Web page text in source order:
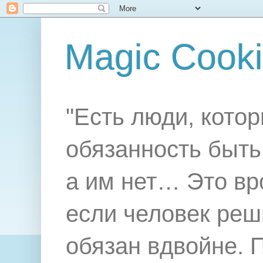
Magic
"Есть люди,
обязанность
а им нет… Это
если человек
обязан вдвойне.